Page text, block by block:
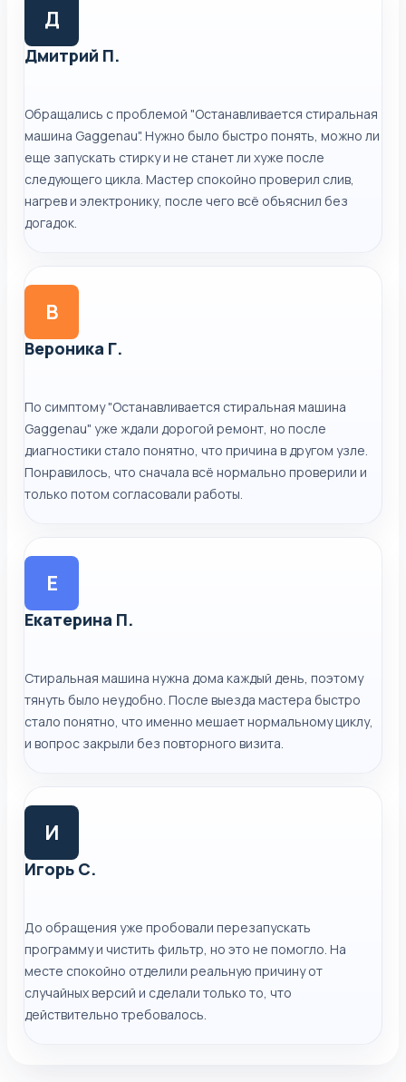
Д
Дмитрий П.
Обращались с проблемой "Останавливается стиральная
машина Gaggenau". Нужно было быстро понять, можно ли
еще запускать стирку и не станет ли хуже после
следующего цикла. Мастер спокойно проверил слив,
нагрев и электронику, после чего всё объяснил без
догадок.
В
Вероника Г.
По симптому "Останавливается стиральная машина
Gaggenau" уже ждали дорогой ремонт, но после
диагностики стало понятно, что причина в другом узле.
Понравилось, что сначала всё нормально проверили и
только потом согласовали работы.
Е
Екатерина П.
Стиральная машина нужна дома каждый день, поэтому
тянуть было неудобно. После выезда мастера быстро
стало понятно, что именно мешает нормальному циклу,
и вопрос закрыли без повторного визита.
И
Игорь С.
До обращения уже пробовали перезапускать
программу и чистить фильтр, но это не помогло. На
месте спокойно отделили реальную причину от
случайных версий и сделали только то, что
действительно требовалось.